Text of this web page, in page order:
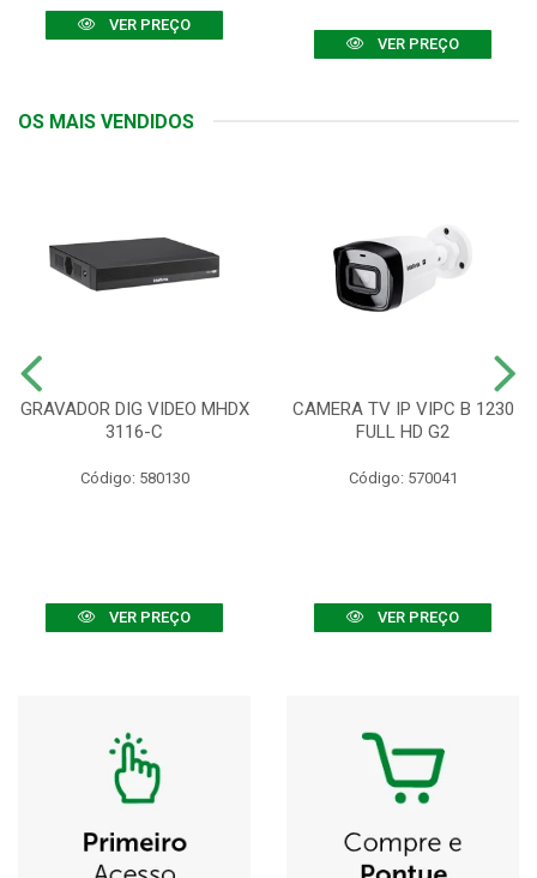
VER PREÇO
VER PREÇO
OS MAIS VENDIDOS
GRAVADOR DIG VIDEO MHDX
3116-C
Código: 580130
VER PREÇO
CAMERA TV IP VIPC B 1230
FULL HD G2
Código: 570041
VER PREÇO